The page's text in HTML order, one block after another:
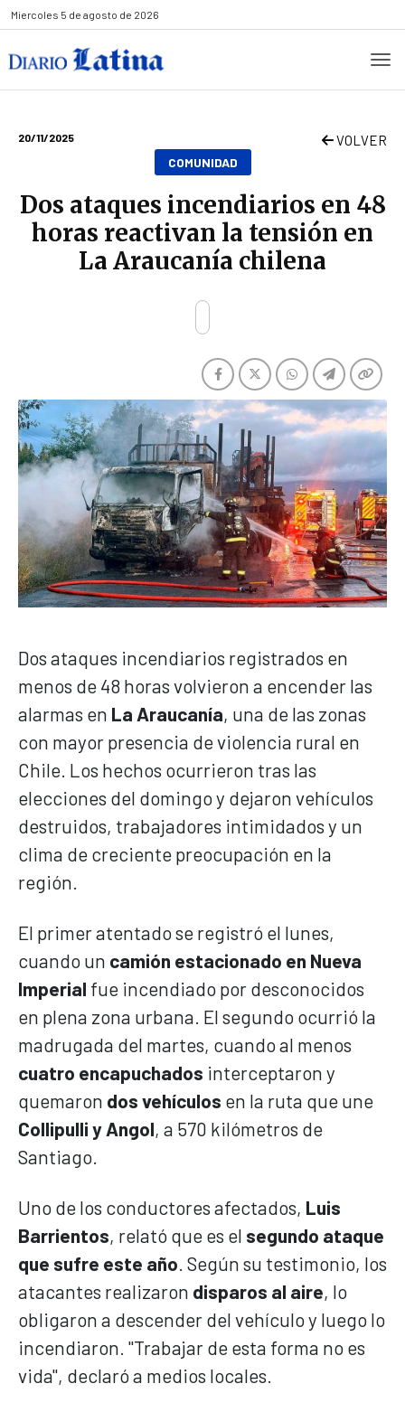
Miercoles 5 de agosto de 2026
20/11/2025 VOLVER
COMUNIDAD
Dos ataques incendiarios en 48
horas reactivan la tensión en
La Araucanía chilena
Dos ataques incendiarios registrados en
menos de 48 horas volvieron a encender las
alarmas en La Araucanía, una de las zonas
con mayor presencia de violencia rural en
Chile. Los hechos ocurrieron tras las
elecciones del domingo y dejaron vehículos
destruidos, trabajadores intimidados y un
clima de creciente preocupación en la
región.
El primer atentado se registró el lunes,
cuando un camión estacionado en Nueva
Imperial fue incendiado por desconocidos
en plena zona urbana. El segundo ocurrió la
madrugada del martes, cuando al menos
cuatro encapuchados interceptaron y
quemaron dos vehículos en la ruta que une
Collipulli y Angol, a 570 kilómetros de
Santiago.
Uno de los conductores afectados, Luis
Barrientos, relató que es el segundo ataque
que sufre este año . Según su testimonio, los
atacantes realizaron disparos al aire, lo
obligaron a descender del vehículo y luego lo
incendiaron. "Trabajar de esta forma no es
vida", declaró a medios locales.